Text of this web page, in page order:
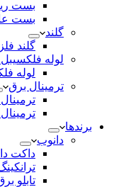
بست
بست
گلند
گلند
لوله
لوله
ترمینال برق
برندها
دانوب
داکت
تابلو